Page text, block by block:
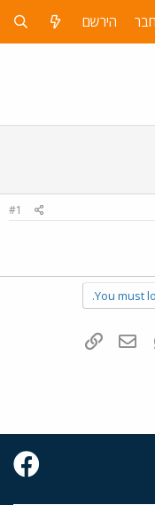
הירשם
#1
You must
WhatsAppדואר אלקטרוני